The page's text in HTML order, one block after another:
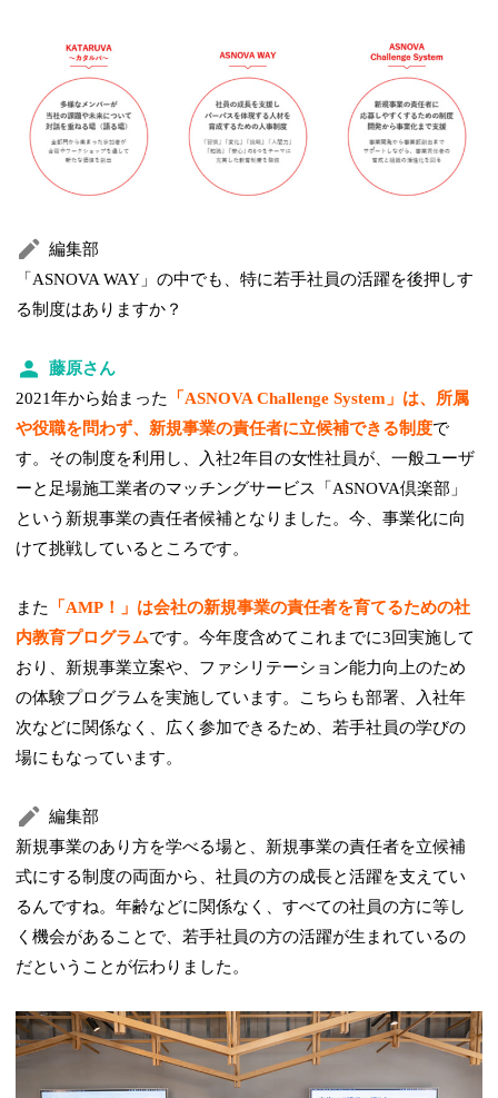
編集部
「ASNOVA WAY」の中でも、特に若手社員の活躍を後押しす
る制度はありますか？
藤原さん
2021年から始まった
「ASNOVA Challenge System」は、所属
や役職を問わず、新規事業の責任者に立候補できる制度で
す。その制度を利用し、入社2年目の女性社員が、一般ユーザ
ーと足場施工業者のマッチングサービス「ASNOVA倶楽部」
という新規事業の責任者候補となりました。今、事業化に向
けて挑戦しているところです。
また
「AMP！」は会社の新規事業の責任者を育てるための社
内教育プログラムです。今年度含めてこれまでに3回実施して
おり、新規事業立案や、ファシリテーション能力向上のため
の体験プログラムを実施しています。こちらも部署、入社年
次などに関係なく、広く参加できるため、若手社員の学びの
場にもなっています。
編集部
新規事業のあり方を学べる場と、新規事業の責任者を立候補
式にする制度の両面から、社員の方の成長と活躍を支えてい
るんですね。年齢などに関係なく、すべての社員の方に等し
く機会があることで、若手社員の方の活躍が生まれているの
だということが伝わりました。